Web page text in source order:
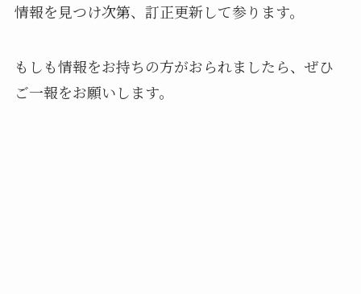
情報を見つけ次第、訂正更新して参ります。
もしも情報をお持ちの方がおられましたら、ぜひ
ご一報をお願いします。